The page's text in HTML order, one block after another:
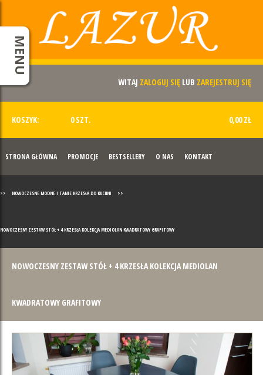
WITAJ ZALOGUJ SIĘ LUB ZAREJESTRUJ SIĘ
KOSZYK: 0 SZT. 0,00 ZŁ
STRONA GŁÓWNA PROMOCJE BESTSELLERY O NAS KONTAKT
MENU
>> NOWOCZESNE MODNE I TANIE KRZESŁA DO KUCHNI >>
NOWOCZESNY ZESTAW STÓŁ + 4 KRZESŁA KOLEKCJA MEDIOLAN KWADRATOWY GRAFITOWY
NOWOCZESNY ZESTAW STÓŁ + 4 KRZESŁA KOLEKCJA MEDIOLAN
KWADRATOWY GRAFITOWY